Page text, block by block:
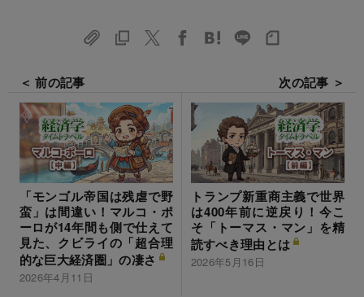
＜ 前の記事
「モンゴル帝国は残虐で野
蛮」は間違い！マルコ・ポ
ーロが14年間も側で仕えて
見た、クビライの「超合理
的な巨大経済圏」の凄さ
2026年4月11日
次の記事 ＞
トランプ新重商主義で世界
は400年前に逆戻り！今こ
そ「トーマス・マン」を精
読すべき理由とは
2026年5月16日